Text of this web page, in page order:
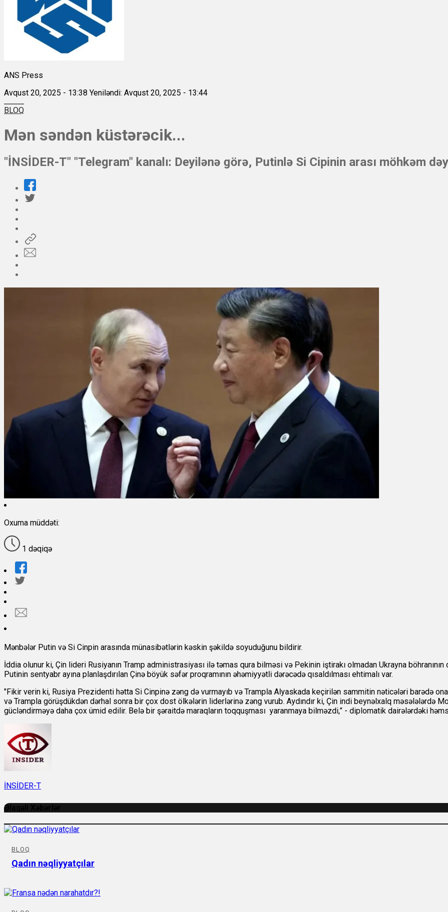
ANS Press
Avqust 20, 2025 - 13:38 Yeniləndi: Avqust 20, 2025 - 13:44
BLOQ
Mən səndən küstərəcik...
"İNSİDER-T" "Telegram" kanalı: Deyilənə görə, Putinlə Si Cipinin arası möhkəm
Oxuma müddəti:
1 dəqiqə
Mənbələr Putin və Si Cinpin arasında münasibətlərin kəskin şəkildə soyuduğunu bildirir.
İddia olunur ki, Çin lideri Rusiyanın Tramp administrasiyası ilə təmas qura bilməsi və Pekinin iştirakı olmadan Ukrayna
Putinin sentyabr ayına planlaşdırılan Çinə böyük səfər proqramının əhəmiyyətli dərəcədə qısaldılması ehtimalı var.
"Fikir verin ki, Rusiya Prezidenti hətta Si Cinpinə zəng də vurmayıb və Trampla Alyaskada keçirilən sammitin nəticələri barədə
və Trampla görüşdükdən dərhal sonra bir çox dost ölkələrin liderlərinə zəng vurub. Aydındır ki, Çin indi beynəlxalq məsələlərdə
gücləndirməyə daha çox ümid edilir. Belə bir şəraitdə maraqların toqquşması yaranmaya bilməzdi,” - diplomatik dairələrdəki
İNSİDER-T
Əlaqəli Xəbərlər
BLOQ
Qadın nəqliyyatçılar